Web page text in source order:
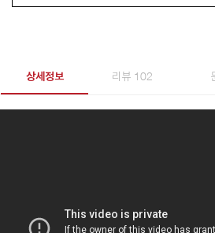
상세정보 리뷰 102